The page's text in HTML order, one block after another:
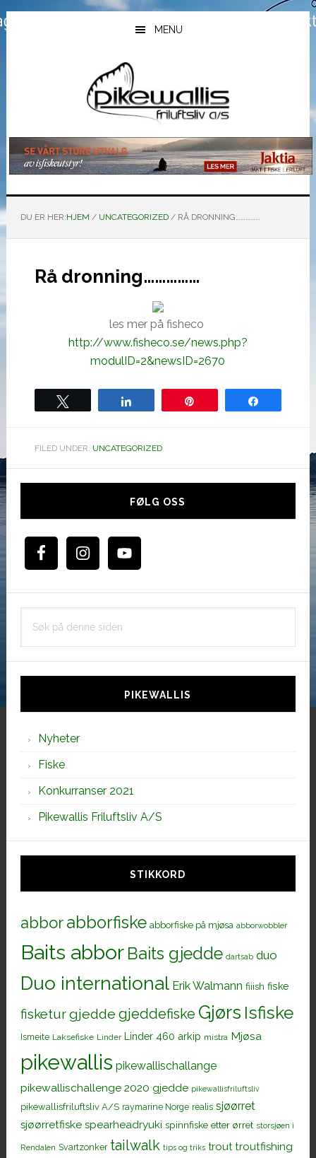
Hopp
til
Hopp
til
Hopp
til
MENU
DU ER HER:HJEM / UNCATEGORIZED /RÅ DRONNING……………
Rå dronning……………
les mer på fisheco
http://www.fisheco.se/news.php?
modulID=2&newsID=2670
FILED UNDER: UNCATEGORIZED
Hoved
sidebar
FØLG OSS
PIKEWALLIS
Nyheter
Fiske
Konkurranser 2021
Pikewallis Friluftsliv A/S
STIKKORD
abborabborfiske abborfiske på mjøsa abborwobbler
Baits abbor Baits gjedde dartsab duo
Duo international Erik Walmann fiiish fiske
fisketurgjedde gjeddefiske Gjørs Isfiske
Ismeite Laksefiske Linder Linder 460 arkip mistra Mjøsa
pikewallis pikewallischallange
pikewallischallenge 2020 gjedde pikewallisfriluftsliv
pikewallisfriluftsliv A/S raymarine Norge realis sjøørret
sjøørretfiske spearheadryuki spinnfiske etter ørret storsjøen i
Rendalen Svartzonker tailwalk tips og triks trout troutfishing